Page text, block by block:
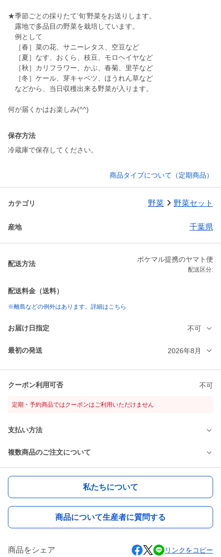
★季節ごとの採りたて’旬’野菜をお送りします。
露地で多品目の野菜を栽培しています。
例として
［春］菜の花、サニーレタス、空豆など
［夏］なす、おくら、枝豆、モロヘイヤなど
［秋］カリフラワー、かぶ、春菊、里芋など
［冬］ケール、芽キャベツ、ほうれん草など
などから、当日収穫出来る野菜が入ります。
何が届くかはお楽しみ(^^)
保存方法
冷蔵庫で保存してください。
商品タイプについて（定期商品）
カテゴリ 野菜 野菜セット
産地 千葉県
配送方法
ポケマル提携のヤマト便
配送区分:
配送料金（送料）
※離島などの例外はあります。詳細はこちら
お届け日指定 不可
最初の発送 2026年8月
クーポン利用可否 不可
定期・予約商品ではクーポンはご利用いただけません
支払い方法
複数商品のご注文について
私たちについて
商品について生産者に質問する
商品をシェア リンクをコピー